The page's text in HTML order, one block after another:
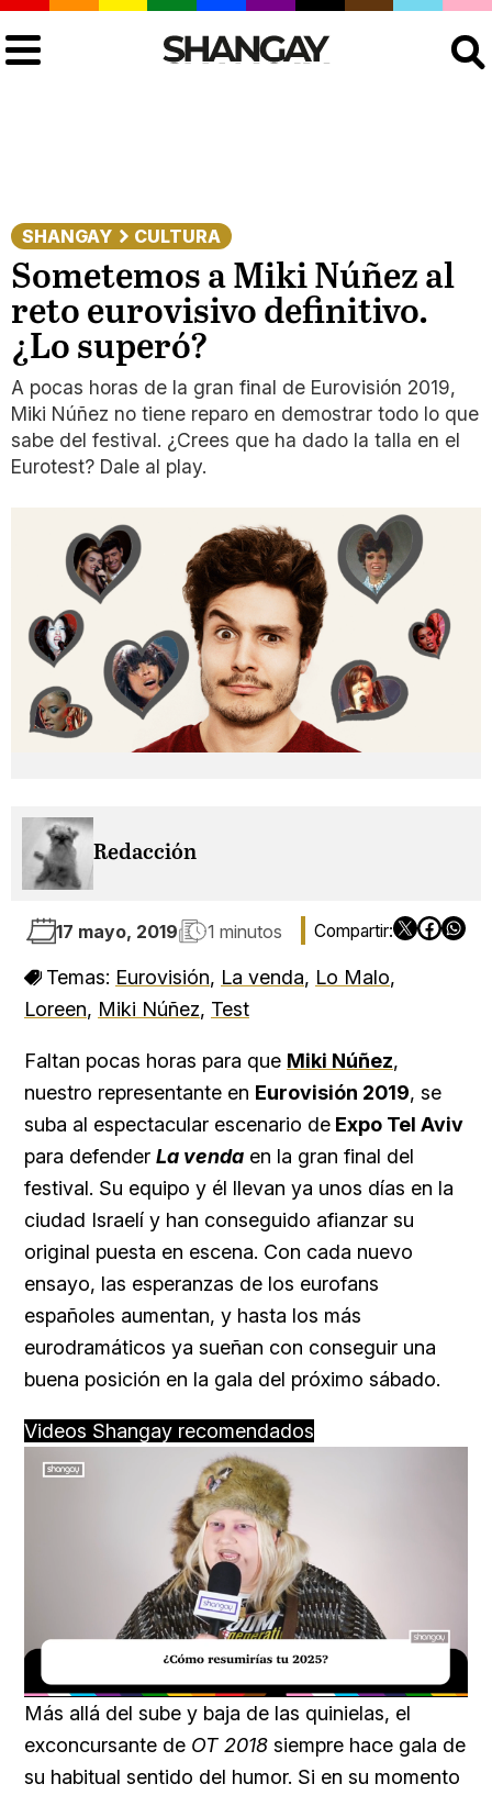
SHANGAY CULTURA
Sometemos a Miki Núñez al
reto eurovisivo definitivo.
¿Lo superó?
A pocas horas de la gran final de Eurovisión 2019,
Miki Núñez no tiene reparo en demostrar todo lo que
sabe del festival. ¿Crees que ha dado la talla en el
Eurotest? Dale al play.
Redacción
17 mayo, 2019 1 minutos
Temas: Eurovisión, La venda, Lo Malo,
Loreen, Miki Núñez, Test
Faltan pocas horas para que Miki Núñez,
nuestro representante en Eurovisión 2019, se
suba al espectacular escenario de Expo Tel Aviv
para defender La venda en la gran final del
festival. Su equipo y él llevan ya unos días en la
ciudad Israelí y han conseguido afianzar su
original puesta en escena. Con cada nuevo
ensayo, las esperanzas de los eurofans
españoles aumentan, y hasta los más
eurodramáticos ya sueñan con conseguir una
buena posición en la gala del próximo sábado.
Videos Shangay recomendados
Unmute Loaded:
18.59%
Más allá del sube y baja de las quinielas, el
exconcursante de OT 2018 siempre hace gala de
su habitual sentido del humor. Si en su momento